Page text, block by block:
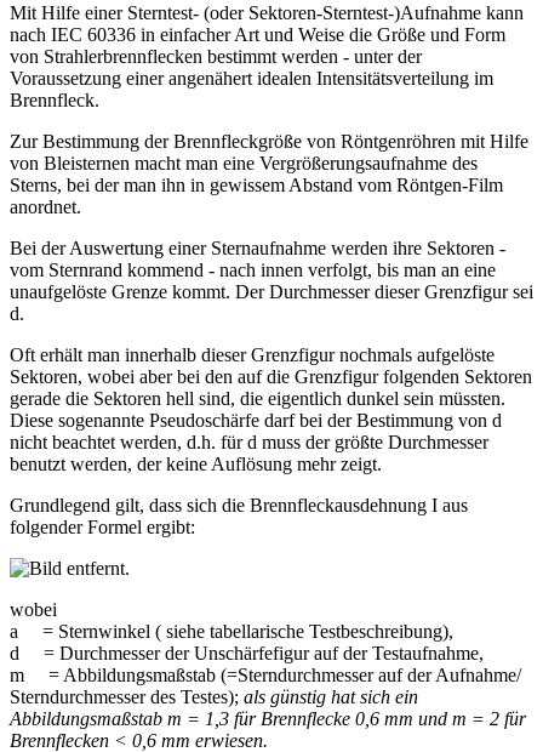
Mit Hilfe einer Sterntest- (oder Sektoren-Sterntest-)Aufnahme kann
nach IEC 60336 in einfacher Art und Weise die Größe und Form
von Strahlerbrennflecken bestimmt werden - unter der
Voraussetzung einer angenähert idealen Intensitätsverteilung im
Brennfleck.
Zur Bestimmung der Brennfleckgröße von Röntgenröhren mit Hilfe
von Bleisternen macht man eine Vergrößerungsaufnahme des
Sterns, bei der man ihn in gewissem Abstand vom Röntgen-Film
anordnet.
Bei der Auswertung einer Sternaufnahme werden ihre Sektoren -
vom Sternrand kommend - nach innen verfolgt, bis man an eine
unaufgelöste Grenze kommt. Der Durchmesser dieser Grenzfigur sei
d.
Oft erhält man innerhalb dieser Grenzfigur nochmals aufgelöste
Sektoren, wobei aber bei den auf die Grenzfigur folgenden Sektoren
gerade die Sektoren hell sind, die eigentlich dunkel sein müssten.
Diese sogenannte Pseudoschärfe darf bei der Bestimmung von d
nicht beachtet werden, d.h. für d muss der größte Durchmesser
benutzt werden, der keine Auflösung mehr zeigt.
Grundlegend gilt, dass sich die Brennfleckausdehnung I aus
folgender Formel ergibt:
wobei
a = Sternwinkel ( siehe tabellarische Testbeschreibung),
d = Durchmesser der Unschärfefigur auf der Testaufnahme,
m = Abbildungsmaßstab (=Sterndurchmesser auf der Aufnahme/
Sterndurchmesser des Testes); als günstig hat sich ein
Abbildungsmaßstab m = 1,3 für Brennflecke 0,6 mm und m = 2 für
Brennflecken < 0,6 mm erwiesen.